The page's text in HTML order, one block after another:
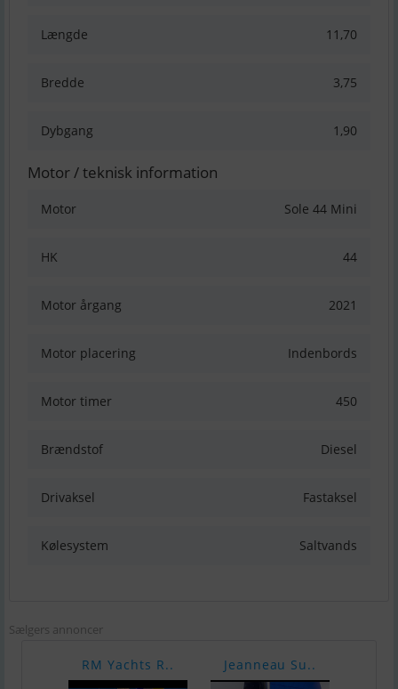
Længde 11,70
Bredde 3,75
Dybgang 1,90
Motor / teknisk information
Motor Sole 44 Mini
HK 44
Motor årgang 2021
Motor placering Indenbords
Motor timer 450
Brændstof Diesel
Drivaksel Fastaksel
Kølesystem Saltvands
Sælgers annoncer
RM Yachts R.. Jeanneau Su..